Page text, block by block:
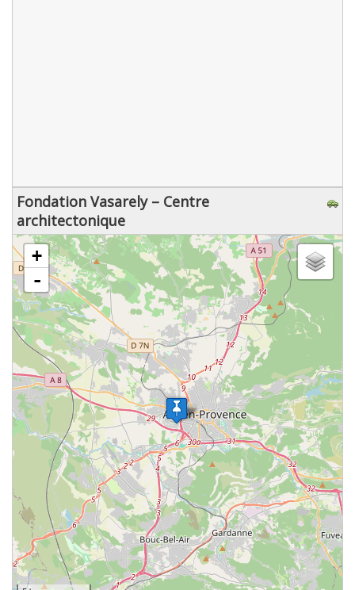
Fondation Vasarely – Centre
architectonique
chargement de la carte - veuillez patienter...
+
-